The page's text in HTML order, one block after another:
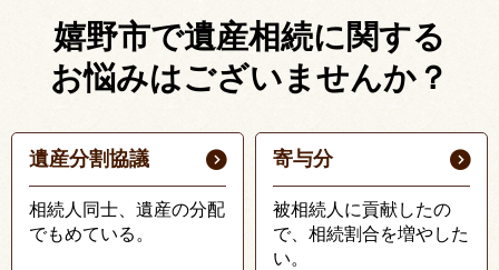
嬉野市で遺産相続に関する
お悩みはございませんか？
遺産分割協議
相続人同士、遺産の分配
でもめている。
寄与分
被相続人に貢献したの
で、相続割合を増やした
い。